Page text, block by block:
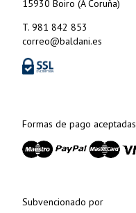
15930 Boiro (A Coruña)
T. 981 842 853
correo@baldani.es
Formas de pago aceptadas
Subvencionado por